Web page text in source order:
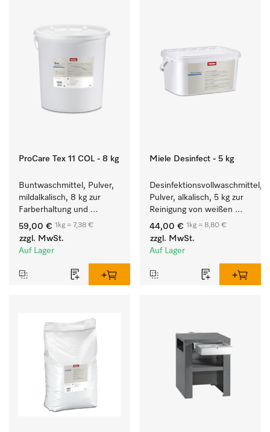
ProCare Tex 11 COL - 8 kg
Buntwaschmittel, Pulver,
mildalkalisch, 8 kg zur
Farberhaltung und
Reinigung von
Buntwäsche.
59,00 € 1kg = 7,38 €
zzgl. MwSt.
Auf Lager
Miele Desinfect - 5 kg
Desinfektionsvollwaschmittel,
Pulver, alkalisch, 5 kg zur
Reinigung von weißen
Textilien und farbechter
Buntwäsche.
44,00 € 1kg = 8,80 €
zzgl. MwSt.
Auf Lager